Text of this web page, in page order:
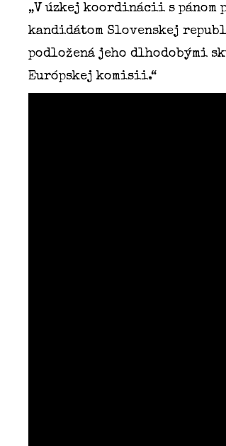
„V úzkej koordinácii s pánom
kandidátom Slovenskej
podložená jeho dlhodobými
Európskej komisii.“